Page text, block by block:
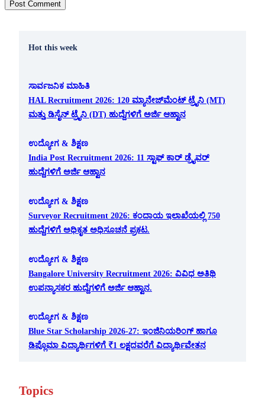
Hot this week
ಸಾರ್ವಜನಿಕ ಮಾಹಿತಿ
HAL Recruitment 2026: 120 ಮ್ಯಾನೇಜ್‌ಮೆಂಟ್ ಟ್ರೈನಿ (MT)
ಮತ್ತು ಡಿಸೈನ್ ಟ್ರೈನಿ (DT) ಹುದ್ದೆಗಳಿಗೆ ಅರ್ಜಿ ಆಹ್ವಾನ
ಉದ್ಯೋಗ & ಶಿಕ್ಷಣ
India Post Recruitment 2026: 11 ಸ್ಟಾಫ್ ಕಾರ್ ಡ್ರೈವರ್
ಹುದ್ದೆಗಳಿಗೆ ಅರ್ಜಿ ಆಹ್ವಾನ
ಉದ್ಯೋಗ & ಶಿಕ್ಷಣ
Surveyor Recruitment 2026: ಕಂದಾಯ ಇಲಾಖೆಯಲ್ಲಿ 750
ಹುದ್ದೆಗಳಿಗೆ ಅಧಿಕೃತ ಅಧಿಸೂಚನೆ ಪ್ರಕಟ.
ಉದ್ಯೋಗ & ಶಿಕ್ಷಣ
Bangalore University Recruitment 2026: ವಿವಿಧ ಅತಿಥಿ
ಉಪನ್ಯಾಸಕರ ಹುದ್ದೆಗಳಿಗೆ ಅರ್ಜಿ ಆಹ್ವಾನ.
ಉದ್ಯೋಗ & ಶಿಕ್ಷಣ
Blue Star Scholarship 2026-27: ಇಂಜಿನಿಯರಿಂಗ್ ಹಾಗೂ
ಡಿಪ್ಲೊಮಾ ವಿದ್ಯಾರ್ಥಿಗಳಿಗೆ ₹1 ಲಕ್ಷದವರೆಗೆ ವಿದ್ಯಾರ್ಥಿವೇತನ
Topics